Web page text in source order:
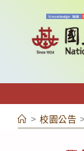
容
> 校園公告 >